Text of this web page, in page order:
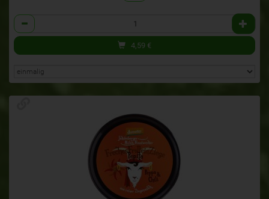
Anzahl
4,59 €